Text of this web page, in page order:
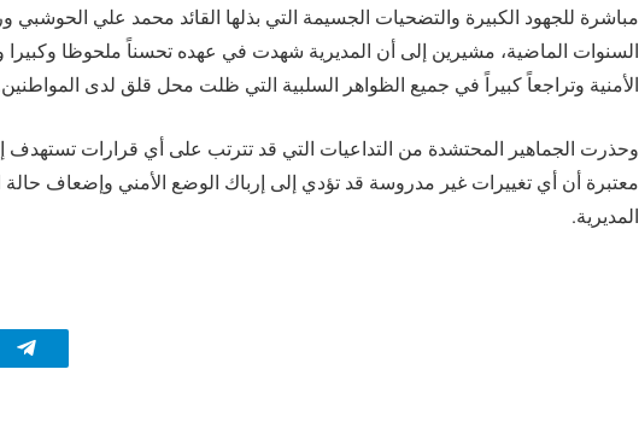
مباشرة للجهود الكبيرة والتضحيات الجسيمة التي بذلها القائد محمد علي
السنوات الماضية، مشيرين إلى أن المديرية شهدت في عهده تحسناً ملحوظا
الأمنية وتراجعاً كبيراً في جميع الظواهر السلبية التي ظلت محل قلق لدى
وحذرت الجماهير المحتشدة من التداعيات التي قد تترتب على أي قرارات تستهدف
معتبرة أن أي تغييرات غير مدروسة قد تؤدي إلى إرباك الوضع الأمني وإضعاف حالة
المديرية.